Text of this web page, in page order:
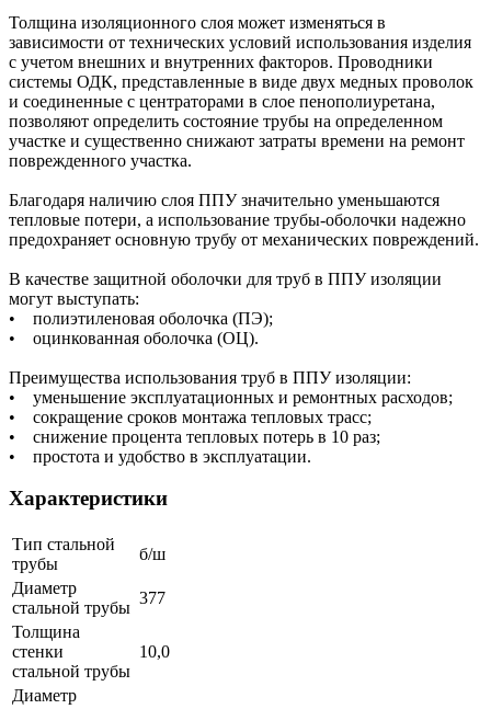
Толщина изоляционного слоя может изменяться в
зависимости от технических условий использования изделия
с учетом внешних и внутренних факторов. Проводники
системы ОДК, представленные в виде двух медных проволок
и соединенные с центраторами в слое пенополиуретана,
позволяют определить состояние трубы на определенном
участке и существенно снижают затраты времени на ремонт
поврежденного участка.
Благодаря наличию слоя ППУ значительно уменьшаются
тепловые потери, а использование трубы-оболочки надежно
предохраняет основную трубу от механических повреждений.
В качестве защитной оболочки для труб в ППУ изоляции
могут выступать:
• полиэтиленовая оболочка (ПЭ);
• оцинкованная оболочка (ОЦ).
Преимущества использования труб в ППУ изоляции:
• уменьшение эксплуатационных и ремонтных расходов;
• сокращение сроков монтажа тепловых трасс;
• снижение процента тепловых потерь в 10 раз;
• простота и удобство в эксплуатации.
Характеристики
Тип стальной
трубы
б/ш
Диаметр
стальной трубы
377
Толщина
стенки
стальной трубы
10,0
Диаметр